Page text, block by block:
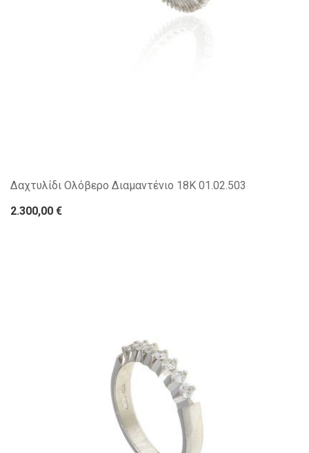
Δαχτυλίδι Ολόβερο Διαμαντένιο 18Κ 01.02.503
2.300,00 €